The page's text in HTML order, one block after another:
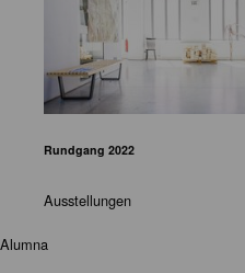
Rundgang 2022
Ausstellungen
Alumna